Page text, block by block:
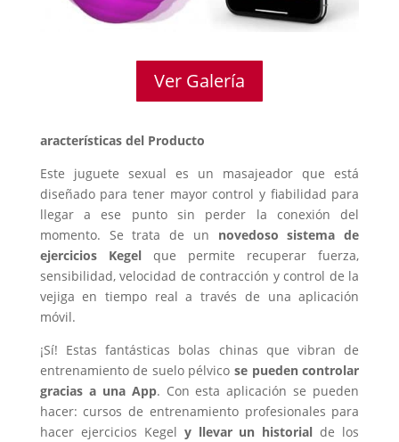
Ver Galería
aracterísticas del Producto
Este juguete sexual es un masajeador que está
diseñado para tener mayor control y fiabilidad para
llegar a ese punto sin perder la conexión del
momento. Se trata de un novedoso sistema de
ejercicios Kegelque permite recuperar fuerza,
sensibilidad, velocidad de contracción y control de la
vejiga en tiempo real a través de una aplicación
móvil.
¡Sí! Estas fantásticas bolas chinas que vibran de
entrenamiento de suelo pélvicose pueden controlar
gracias a una App. Con esta aplicación se pueden
hacer: cursos de entrenamiento profesionales para
hacer ejercicios Kegel y llevar un historialde los